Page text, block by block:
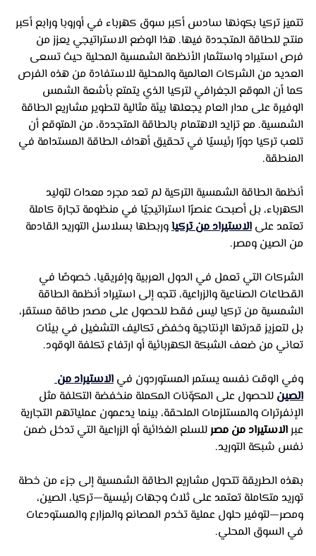
تتميز تركيا بكونها سادس أكبر سوق كهرباء في أوروبا ورابع أكبر
منتج للطاقة المتجددة فيها. هذا الوضع الاستراتيجي يعزز من
فرص استيراد واستثمار الأنظمة الشمسية المحلية حيث تسعى
العديد من الشركات العالمية والمحلية للاستفادة من هذه الفرص
كما أن الموقع الجغرافي لتركيا الذي يتمتع بأشعة الشمس
الوفيرة على مدار العام يجعلها بيئة مثالية لتطوير مشاريع الطاقة
الشمسية. مع تزايد الاهتمام بالطاقة المتجددة، من المتوقع أن
تلعب تركيا دورًا رئيسيًا في تحقيق أهداف الطاقة المستدامة في
المنطقة.
أنظمة الطاقة الشمسية التركية لم تعد مجرد معدات لتوليد
الكهرباء، بل أصبحت عنصرًا استراتيجيًا في منظومة تجارة كاملة
تعتمد على الاستيراد من تركيا وربطها بسلاسل التوريد القادمة
من الصين ومصر.
الشركات التي تعمل في الدول العربية وإفريقيا، خصوصًا في
القطاعات الصناعية والزراعية، تتجه إلى استيراد أنظمة الطاقة
الشمسية من تركيا ليس فقط للحصول على مصدر طاقة مستقر،
بل لتعزيز قدرتها الإنتاجية وخفض تكاليف التشغيل في بيئات
تعاني من ضعف الشبكة الكهربائية أو ارتفاع تكلفة الوقود.
وفي الوقت نفسه يستمر المستوردون في الاستيراد من
الصين للحصول على المكوّنات المكملة منخفضة التكلفة مثل
الإنفرترات والمستلزمات الملحقة، بينما يدعمون عملياتهم التجارية
عبر الاستيراد من مصر للسلع الغذائية أو الزراعية التي تدخل ضمن
نفس شبكة التوريد.
بهذه الطريقة تتحول مشاريع الطاقة الشمسية إلى جزء من خطة
توريد متكاملة تعتمد على ثلاث وجهات رئيسية—تركيا، الصين،
ومصر—لتوفير حلول عملية تخدم المصانع والمزارع والمستودعات
في السوق المحلي.